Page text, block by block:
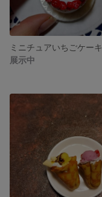
ミニチュアいちごケーキ
展示中